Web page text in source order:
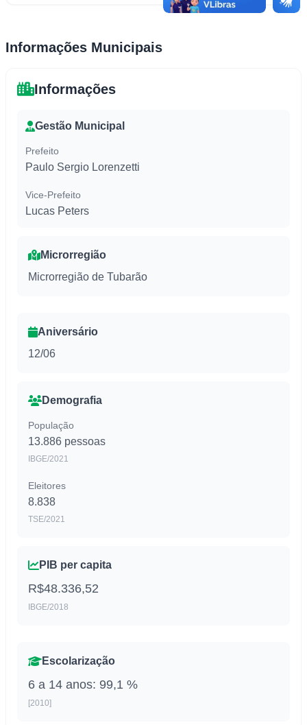
Informações Municipais
Informações
Gestão Municipal
Prefeito
Paulo Sergio Lorenzetti
Vice-Prefeito
Lucas Peters
Microrregião
Microrregião de Tubarão
Aniversário
12/06
Demografia
População
13.886 pessoas
IBGE/2021
Eleitores
8.838
TSE/2021
PIB per capita
R$48.336,52
IBGE/2018
Escolarização
6 a 14 anos: 99,1 %
[2010]